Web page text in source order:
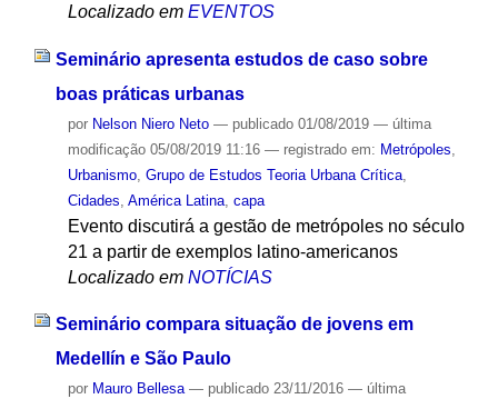
Localizado em EVENTOS
Seminário apresenta estudos de caso sobre
boas práticas urbanas
por Nelson Niero Neto — publicado01/08/2019 — última
modificação05/08/2019 11:16 — registrado em: Metrópoles
Urbanismo, Grupo de Estudos Teoria Urbana Crítica,
Cidades América Latina, capa
Evento discutirá a gestão de metrópoles no século
21 a partir de exemplos latino-americanos
Localizado em NOTÍCIAS
Seminário compara situação de jovens em
Medellín e São Paulo
por Mauro Bellesa — publicado23/11/2016 — última